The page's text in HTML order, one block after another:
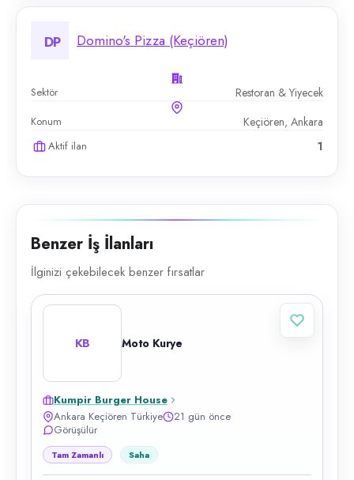
DP Domino's Pizza (Keçiören)
Sektör Restoran & Yiyecek
Konum Keçiören, Ankara
Aktif ilan 1
Benzer İş İlanları
İlginizi çekebilecek benzer fırsatlar
KB Moto Kurye
Kumpir Burger House
Ankara Keçiören Türkiye
21 gün önce
Görüşülür
Tam Zamanlı Saha